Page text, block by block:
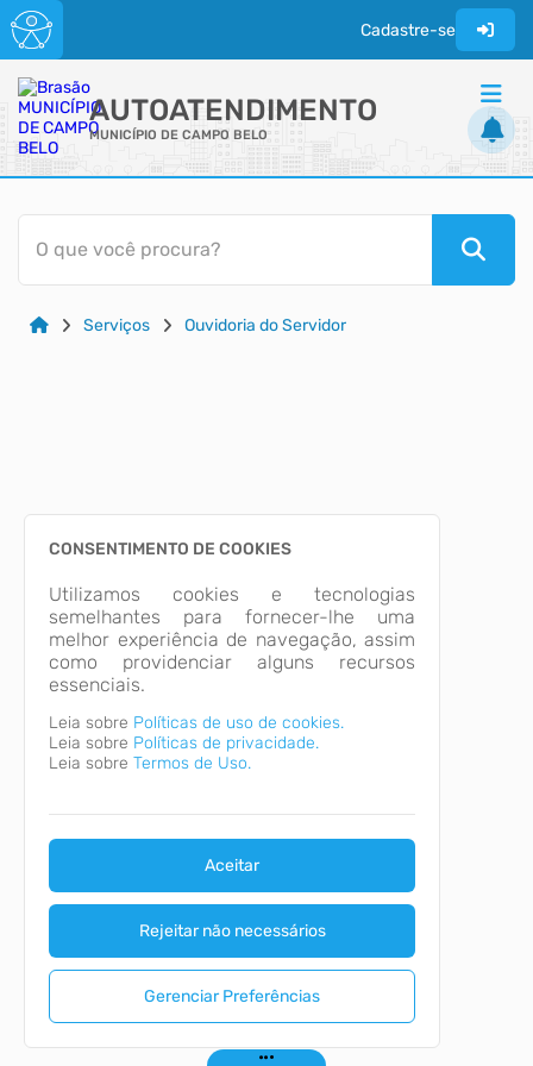
Cadastre-se
AUTOATENDIMENTO
MUNICÍPIO DE CAMPO BELO
ACESSO RÁPIDO
Acessibilidade
Transparência
O que você procura?
Serviços Ouvidoria do Servidor
CONSENTIMENTO DE COOKIES
Utilizamos cookies e tecnologias
semelhantes para fornecer-lhe uma
melhor experiência de navegação, assim
como providenciar alguns recursos
essenciais.
Leia sobre Políticas de uso de cookies.
Leia sobre Políticas de privacidade.
Leia sobre Termos de Uso.
Aceitar
Rejeitar não necessários
Gerenciar Preferências